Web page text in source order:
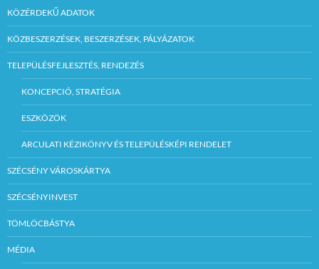
KÖZÉRDEKŰ ADATOK
KÖZBESZERZÉSEK, BESZERZÉSEK, PÁLYÁZATOK
TELEPÜLÉSFEJLESZTÉS, RENDEZÉS
KONCEPCIÓ, STRATÉGIA
ESZKÖZÖK
ARCULATI KÉZIKÖNYV ÉS TELEPÜLÉSKÉPI RENDELET
SZÉCSÉNY VÁROSKÁRTYA
SZÉCSÉNYINVEST
TÖMLÖCBÁSTYA
MÉDIA